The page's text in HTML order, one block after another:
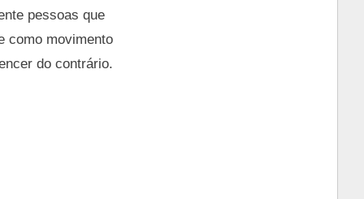
pessoas que
como movimento
do contrário.